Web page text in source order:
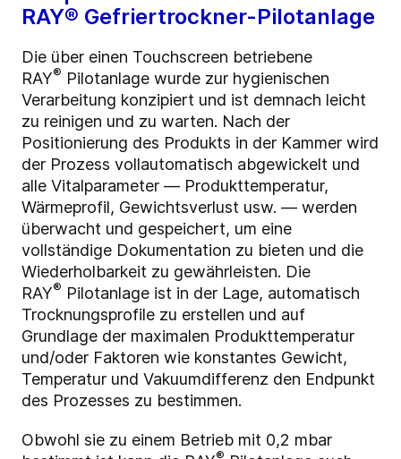
RAY® Gefriertrockner-Pilotanlage
Die über einen Touchscreen betriebene
RAY® Pilotanlage wurde zur hygienischen
Verarbeitung konzipiert und ist demnach leicht
zu reinigen und zu warten. Nach der
Positionierung des Produkts in der Kammer wird
der Prozess vollautomatisch abgewickelt und
alle Vitalparameter — Produkttemperatur,
Wärmeprofil, Gewichtsverlust usw. — werden
überwacht und gespeichert, um eine
vollständige Dokumentation zu bieten und die
Wiederholbarkeit zu gewährleisten. Die
RAY® Pilotanlage ist in der Lage, automatisch
Trocknungsprofile zu erstellen und auf
Grundlage der maximalen Produkttemperatur
und/oder Faktoren wie konstantes Gewicht,
Temperatur und Vakuumdifferenz den Endpunkt
des Prozesses zu bestimmen.
Obwohl sie zu einem Betrieb mit 0,2 mbar